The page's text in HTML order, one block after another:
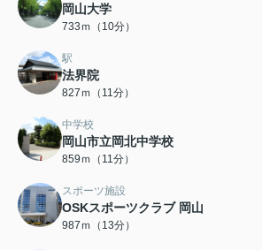
岡山大学
733ｍ（10分）
駅
法界院
827ｍ（11分）
中学校
岡山市立岡北中学校
859ｍ（11分）
スポーツ施設
OSKスポーツクラブ 岡山
987ｍ（13分）